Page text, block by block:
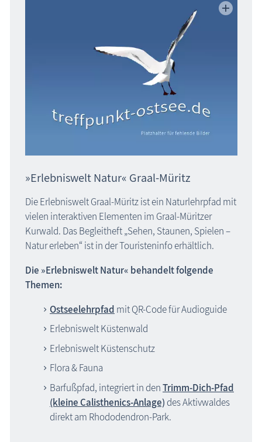
»Erlebniswelt Natur« Graal-Müritz
Die Erlebniswelt Graal-Müritz ist ein Naturlehrpfad mit
vielen interaktiven Elementen im Graal-Müritzer
Kurwald. Das Begleitheft „Sehen, Staunen, Spielen –
Natur erleben“ ist in der Touristeninfo erhältlich.
Die »Erlebniswelt Natur« behandelt folgende
Themen:
Ostseelehrpfad mit QR-Code für Audioguide
Erlebniswelt Küstenwald
Erlebniswelt Küstenschutz
Flora & Fauna
Barfußpfad, integriert in denTrimm-Dich-Pfad
(kleine Calisthenics-Anlage) des Aktivwaldes
direkt am Rhododendron-Park.